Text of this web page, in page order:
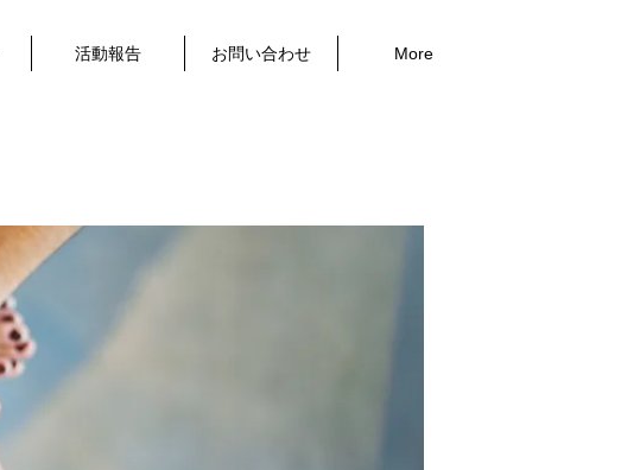
活動報告 お問い合わせ More